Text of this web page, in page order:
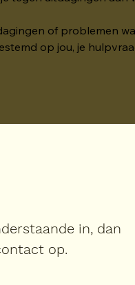
of problemen
op jou, je
in, dan
op.